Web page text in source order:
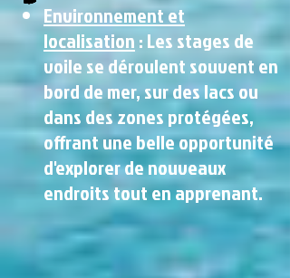
Environnement et
localisation: Les stages de
voile se déroulent souvent en
bord de mer, sur des lacs ou
dans des zones protégées,
offrant une belle opportunité
d'explorer de nouveaux
endroits tout en apprenant.